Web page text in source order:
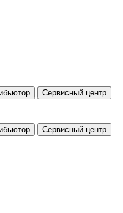
Сервисный центр
Сервисный центр